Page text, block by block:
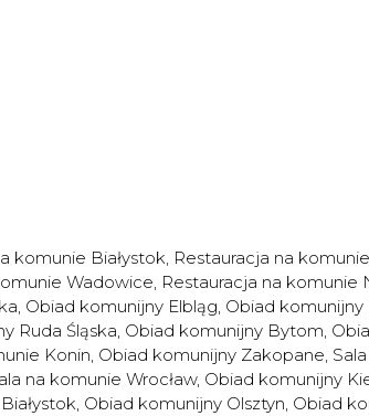
komunie Białystok, Restauracja na
Wadowice, Restauracja na komunie
, Obiad komunijny Elbląg, Obiad komunijny
Ruda Śląska, Obiad komunijny Bytom,
Konin, Obiad komunijny Zakopane,
na komunie Wrocław, Obiad komunijny
, Obiad komunijny Olsztyn, Obiad